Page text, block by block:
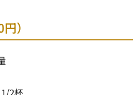
）
2杯